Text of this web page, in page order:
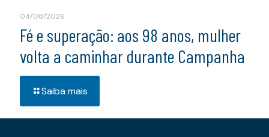
04/08/2026
Fé e superação: aos 98 anos, mulher
volta a caminhar durante Campanha
Saiba mais